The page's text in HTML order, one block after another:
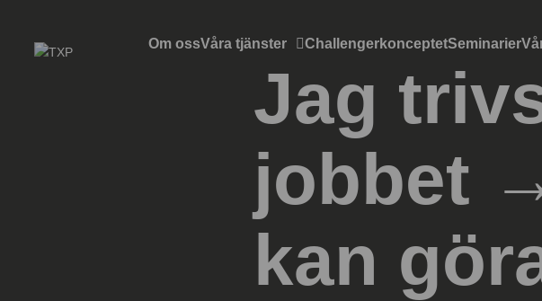
Om ossVåra tjänster ChallengerkonceptetSeminarier
Jag
jobbet
kan